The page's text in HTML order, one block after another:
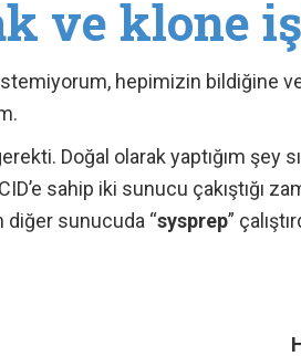
ve klone
hepimizin bildiğine ve
Doğal olarak yaptığım şey
sahip iki sunucu çakıştığı
diğer sunucuda “sysprep”